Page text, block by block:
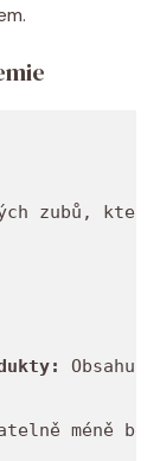
zubů, které
méně